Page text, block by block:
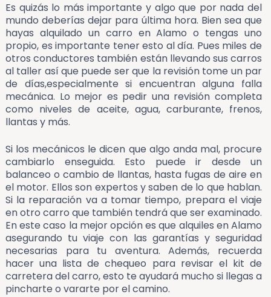
Es quizás lo más importante y algo que por nada del
mundo deberías dejar para última hora. Bien sea que
hayas alquilado un carro en Alamo o tengas uno
propio, es importante tener esto al día. Pues miles de
otros conductores también están llevando sus carros
al taller así que puede ser que la revisión tome un par
de días,especialmente si encuentran alguna falla
mecánica. Lo mejor es pedir una revisión completa
como niveles de aceite, agua, carburante, frenos,
llantas y más.
Si los mecánicos le dicen que algo anda mal, procure
cambiarlo enseguida. Esto puede ir desde un
balanceo o cambio de llantas, hasta fugas de aire en
el motor. Ellos son expertos y saben de lo que hablan.
Si la reparación va a tomar tiempo, prepara el viaje
en otro carro que también tendrá que ser examinado.
En este caso la mejor opción es que alquiles en Alamo
asegurando tu viaje con las garantías y seguridad
necesarias para tu aventura. Además, recuerda
hacer una lista de chequeo para revisar el kit de
carretera del carro, esto te ayudará mucho si llegas a
pincharte o vararte por el camino.